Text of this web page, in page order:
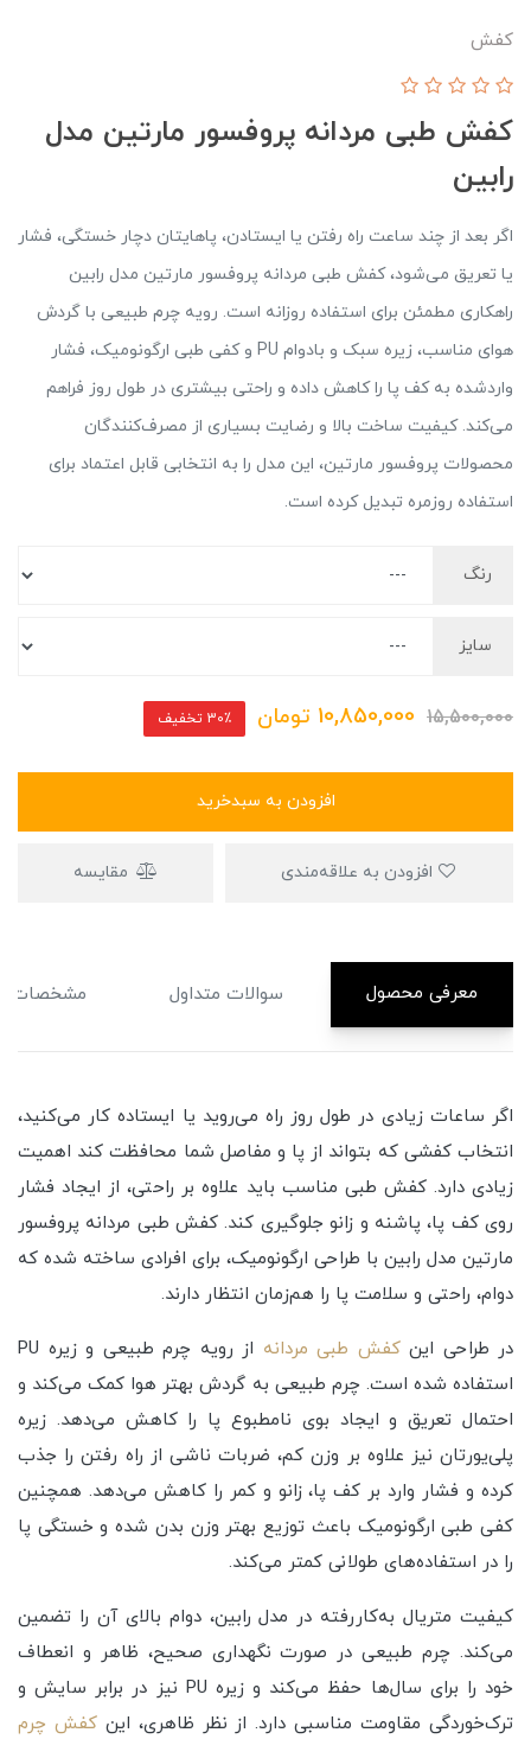
کفش
کفش طبی مردانه پروفسور مارتین مدل
رابین
اگر بعد از چند ساعت راه رفتن یا ایستادن، پاهایتان دچار خستگی، فشار
یا تعریق می‌شود، کفش طبی مردانه پروفسور مارتین مدل رابین
راهکاری مطمئن برای استفاده روزانه است. رویه چرم طبیعی با گردش
هوای مناسب، زیره سبک و بادوام PU و کفی طبی ارگونومیک، فشار
واردشده به کف پا را کاهش داده و راحتی بیشتری در طول روز فراهم
می‌کند. کیفیت ساخت بالا و رضایت بسیاری از مصرف‌کنندگان
محصولات پروفسور مارتین، این مدل را به انتخابی قابل اعتماد برای
استفاده روزمره تبدیل کرده است.
رنگ
سایز
15,500,000
10,850,000 تومان 30٪ تخفیف
افزودن به سبدخرید
مقایسه
معرفی محصول سوالات متداول مشخصات
اگر ساعات زیادی در طول روز راه می‌روید یا ایستاده کار می‌کنید،
انتخاب کفشی که بتواند از پا و مفاصل شما محافظت کند اهمیت
زیادی دارد. کفش طبی مناسب باید علاوه بر راحتی، از ایجاد فشار
روی کف پا، پاشنه و زانو جلوگیری کند. کفش طبی مردانه پروفسور
مارتین مدل رابین با طراحی ارگونومیک، برای افرادی ساخته شده که
دوام، راحتی و سلامت پا را هم‌زمان انتظار دارند.
در طراحی اینکفش طبی مردانه
از رویه چرم طبیعی و زیره PU
استفاده شده است. چرم طبیعی به گردش بهتر هوا کمک می‌کند و
احتمال تعریق و ایجاد بوی نامطبوع پا را کاهش می‌دهد. زیره
پلی‌یورتان نیز علاوه بر وزن کم، ضربات ناشی از راه رفتن را جذب
کرده و فشار وارد بر کف پا، زانو و کمر را کاهش می‌دهد. همچنین
کفی طبی ارگونومیک باعث توزیع بهتر وزن بدن شده و خستگی پا
را در استفاده‌های طولانی کمتر می‌کند.
کیفیت متریال به‌کاررفته در مدل رابین، دوام بالای آن را تضمین
می‌کند. چرم طبیعی در صورت نگهداری صحیح، ظاهر و انعطاف
خود را برای سال‌ها حفظ می‌کند و زیره PU نیز در برابر سایش و
ترک‌خوردگی مقاومت مناسبی دارد. از نظر ظاهری، اینکفش چرم